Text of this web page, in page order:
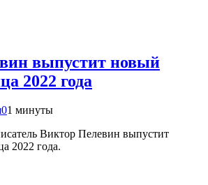
выпустит новый
2022 года
01 минуты
Виктор Пелевин выпустит
2022 года.